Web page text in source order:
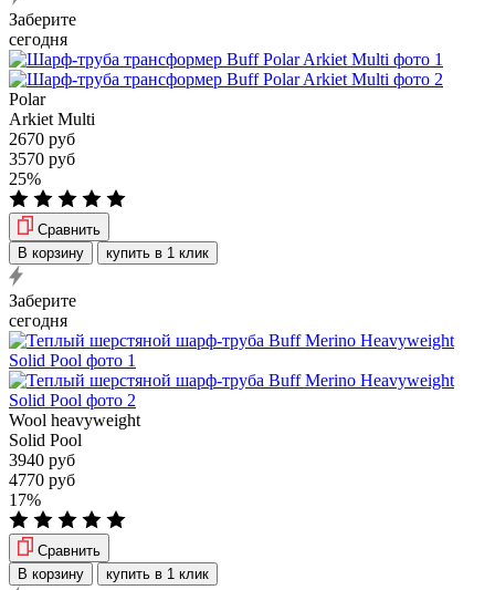
Заберите
сегодня
Polar
Arkiet Multi
2670 руб
3570 руб
25%
Сравнить
В корзину
купить в 1 клик
Заберите
сегодня
Wool heavyweight
Solid Pool
3940 руб
4770 руб
17%
Сравнить
В корзину
купить в 1 клик